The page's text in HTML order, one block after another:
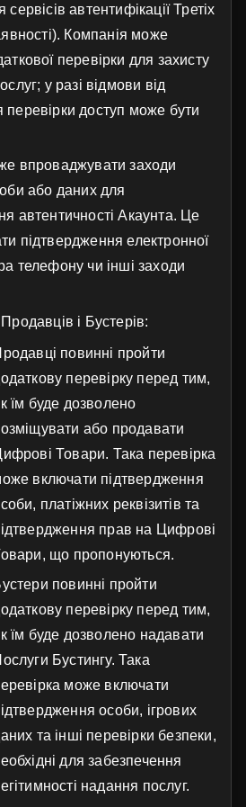
автентифікації Третіх
Компанія може
перевірки для захисту
у разі відмови від
доступ може бути
впроваджувати заходи
або даних для
автентичності Акаунта. Це
підтвердження електронної
телефону чи інші заходи
і Бустерів:
повинні пройти
перевірку перед тим,
їм буде дозволено
або продавати
Товари. Така перевірка
включати підтвердження
платіжних реквізитів та
прав на Цифрові
що пропонуються.
повинні пройти
перевірку перед тим,
їм буде дозволено надавати
Бустингу. Така
може включати
особи, ігрових
та інші перевірки безпеки,
для забезпечення
надання послуг.